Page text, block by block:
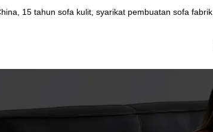
15 tahun sofa kulit, syarikat pembuatan sofa fabrik.